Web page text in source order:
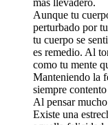
más llevadero.
Aunque tu
perturbado por
tu cuerpo se
es remedio. Al
como tu mente
Manteniendo la
siempre
Al pensar
Existe una